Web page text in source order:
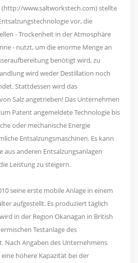
(http://www.saltworkstech.com) stellte
vor, die
- Trockenheit in der Atmosphäre
- nutzt, um die enorme Menge an
benötigt wird, zu
wird weder Destillation noch
Stattdessen wird das
Salz angetrieben! Das Unternehmen
Patent angemeldete Technologie bis
oder mechanische Energie
Entsalzungsmaschinen. Es kann
aus anderen Entsalzungsanlagen
Leistung zu steigern.
seine erste mobile Anlage in einem
aufgestellt. Es produziert täglich
in der Region Okanagan in British
Testanlage des
Nach Angaben des Unternehmens
höhere Kapazität bei der